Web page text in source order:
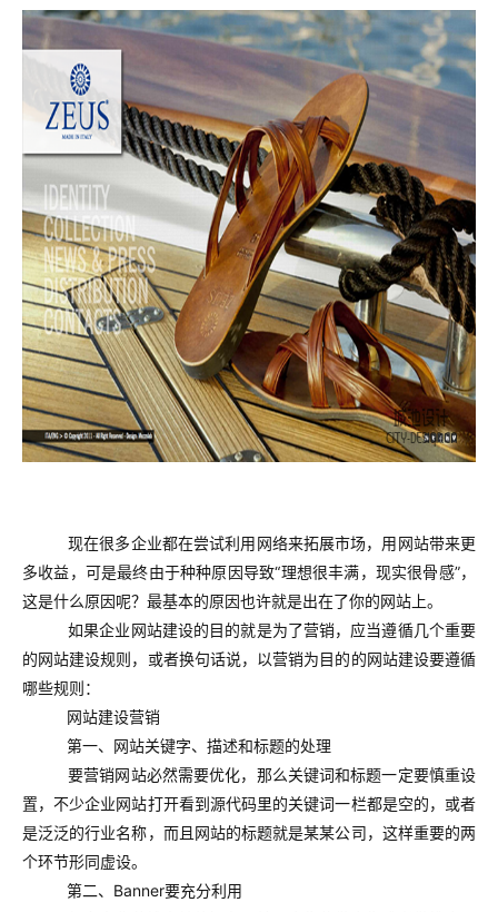
现在很多企业都在尝试利用网络来拓展市场，用网站带来更
多收益，可是最终由于种种原因导致“理想很丰满，现实很骨感”，
这是什么原因呢？最基本的原因也许就是出在了你的网站上。
如果企业网站建设的目的就是为了营销，应当遵循几个重要
的网站建设规则，或者换句话说，以营销为目的的网站建设要遵循
哪些规则：
网站建设营销
第一、网站关键字、描述和标题的处理
要营销网站必然需要优化，那么关键词和标题一定要慎重设
置，不少企业网站打开看到源代码里的关键词一栏都是空的，或者
是泛泛的行业名称，而且网站的标题就是某某公司，这样重要的两
个环节形同虚设。
第二、Banner要充分利用